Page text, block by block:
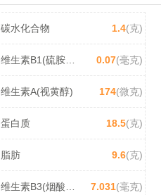
碳水化合物 1.4(克)
维生素B1(硫胺素) 0.07(毫克)
维生素A(视黄醇) 174(微克)
蛋白质 18.5(克)
脂肪 9.6(克)
维生素B3(烟酸/尼克酸) 7.031(毫克)